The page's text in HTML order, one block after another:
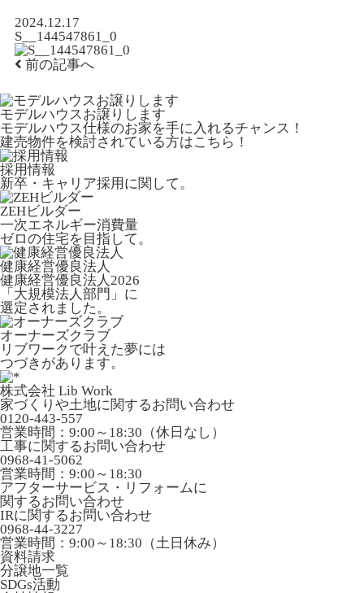
2024.12.17
S__144547861_0
前の記事へ
モデルハウスお譲りします
モデルハウス仕様のお家を手に入れるチャンス！
建売物件を検討されている方はこちら！
採用情報
新卒・キャリア採用に関して。
ZEHビルダー
一次エネルギー消費量
ゼロの住宅を目指して。
健康経営優良法人
健康経営優良法人2026
「大規模法人部門」に
選定されました。
オーナーズクラブ
リブワークで叶えた夢には
つづきがあります。
株式会社 Lib Work
家づくりや土地に関するお問い合わせ
0120-443-557
営業時間：9:00～18:30（休日なし）
工事に関するお問い合わせ
0968-41-5062
営業時間：9:00～18:30
アフターサービス・リフォームに
関するお問い合わせ
IRに関するお問い合わせ
0968-44-3227
営業時間：9:00～18:30（土日休み）
資料請求
分譲地一覧
SDGs活動